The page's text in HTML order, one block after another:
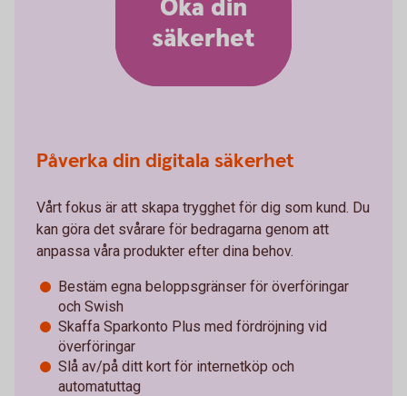
Öka din
säkerhet
Påverka din digitala säkerhet
Vårt fokus är att skapa trygghet för dig som kund. Du
kan göra det svårare för bedragarna genom att
anpassa våra produkter efter dina behov.
Bestäm egna beloppsgränser för överföringar
och Swish
Skaffa Sparkonto Plus med fördröjning vid
överföringar
Slå av/på ditt kort för internetköp och
automatuttag